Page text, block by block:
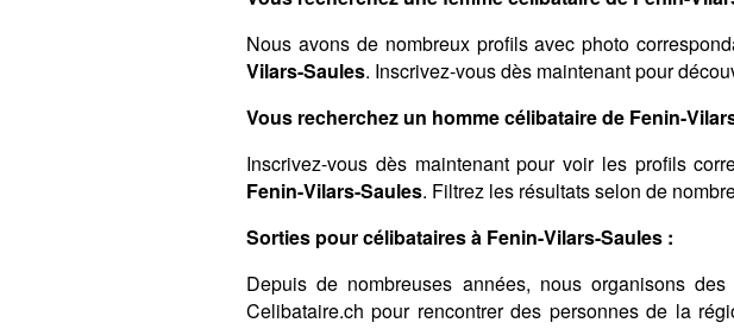
Nous avons de nombreux profils avec photo
Vilars-Saules. Inscrivez-vous dès maintenant pour
Vous recherchez un homme célibataire de Fenin-
Inscrivez-vous dès maintenant pour voir les profils
Fenin-Vilars-Saules. Filtrez les résultats selon de
Sorties pour célibataires à Fenin-Vilars-Saules :
Depuis de nombreuses années, nous organisons
Celibataire.ch pour rencontrer des personnes de la